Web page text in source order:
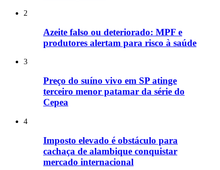
2
Azeite falso ou deteriorado: MPF e
produtores alertam para risco à saúde
3
Preço do suíno vivo em SP atinge
terceiro menor patamar da série do
Cepea
4
Imposto elevado é obstáculo para
cachaça de alambique conquistar
mercado internacional